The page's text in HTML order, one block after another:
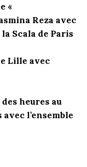
«
Reza avec
Scala de Paris
Lille avec
heures au
l’ensemble